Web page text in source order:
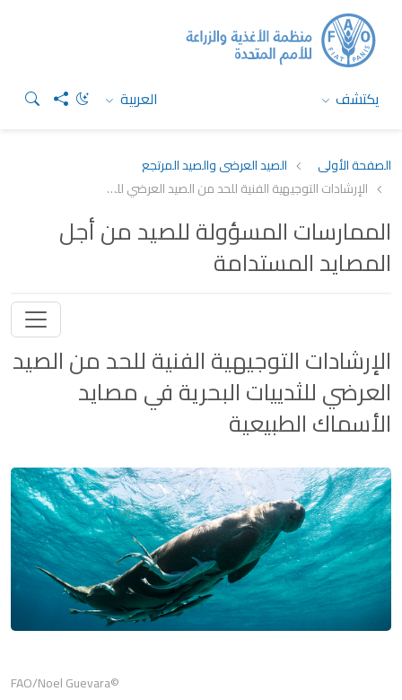
يكتشف العربية
الصفحة الأولى
الصيد العرضي والصيد المرتجع
الإرشادات التوجيهية الفنية للحد من الصيد العرضي للثدييات البحرية في مصايد الأسماك الطبيعية
الممارسات المسؤولة للصيد من أجل
المصايد المستدامة
الإرشادات التوجيهية الفنية للحد من الصيد
العرضي للثدييات البحرية في مصايد
الأسماك الطبيعية
©FAO/Noel Guevara